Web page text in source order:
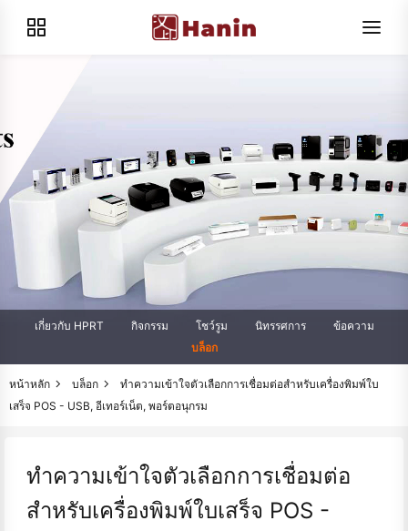
เกี่ยวกับ HPRT กิจกรรม โชว์รูม นิทรรศการ
ข้อความ
บล็อก
หน้าหลัก บล็อก
ทำความเข้าใจตัวเลือกการเชื่อมต่อสำหรับเครื่องพิมพ์ใบ
เสร็จ POS - USB, อีเทอร์เน็ต, พอร์ตอนุกรม
ทำความเข้าใจตัวเลือกการเชื่อมต่อ
สำหรับเครื่องพิมพ์ใบเสร็จ POS -